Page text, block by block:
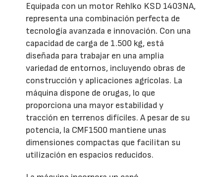
Equipada con un motor Rehlko KSD 1403NA,
representa una combinación perfecta de
tecnología avanzada e innovación. Con una
capacidad de carga de 1.500 kg, está
diseñada para trabajar en una amplia
variedad de entornos, incluyendo obras de
construcción y aplicaciones agrícolas. La
máquina dispone de orugas, lo que
proporciona una mayor estabilidad y
tracción en terrenos difíciles. A pesar de su
potencia, la CMF1500 mantiene unas
dimensiones compactas que facilitan su
utilización en espacios reducidos.